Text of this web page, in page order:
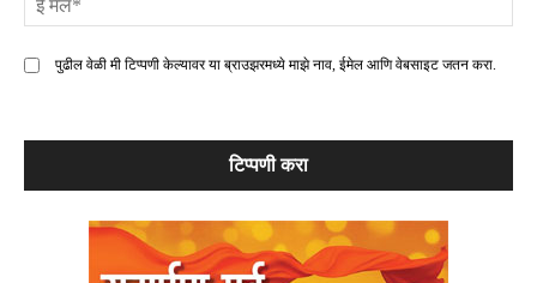
पुढील वेळी मी टिप्पणी केल्यावर या ब्राउझरमध्ये माझे नाव, ईमेल आणि वेबसाइट जतन करा.